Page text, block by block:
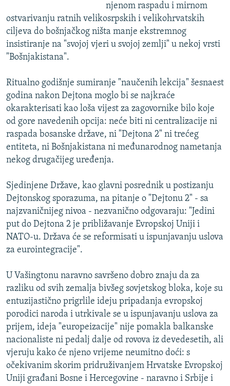
njenom raspadu i mirnom
ostvarivanju ratnih velikosrpskih i velikohrvatskih
ciljeva do bošnjačkog ništa manje ekstremnog
insistiranje na "svojoj vjeri u svojoj zemlji" u nekoj vrsti
"Bošnjakistana".
Ritualno godišnje sumiranje "naučenih lekcija" šesnaest
godina nakon Dejtona moglo bi se najkraće
okarakterisati kao loša vijest za zagovornike bilo koje
od gore navedenih opcija: neće biti ni centralizacije ni
raspada bosanske države, ni "Dejtona 2" ni trećeg
entiteta, ni Bošnjakistana ni međunarodnog nametanja
nekog drugačijeg uređenja.
Sjedinjene Države, kao glavni posrednik u postizanju
Dejtonskog sporazuma, na pitanje o "Dejtonu 2" - sa
najzvaničnijeg nivoa - nezvanično odgovaraju: "Jedini
put do Dejtona 2 je približavanje Evropskoj Uniji i
NATO-u. Država će se reformisati u ispunjavanju uslova
za eurointegracije".
U Vašingtonu naravno savršeno dobro znaju da za
razliku od svih zemalja bivšeg sovjetskog bloka, koje su
entuzijastično prigrlile ideju pripadanja evropskoj
porodici naroda i utrkivale se u ispunjavanju uslova za
prijem, ideja "europeizacije" nije pomakla balkanske
nacionaliste ni pedalj dalje od rovova iz devedesetih, ali
vjeruju kako će njeno vrijeme neumitno doći: s
očekivanim skorim pridruživanjem Hrvatske Evropskoj
Uniji građani Bosne i Hercegovine - naravno i Srbije i